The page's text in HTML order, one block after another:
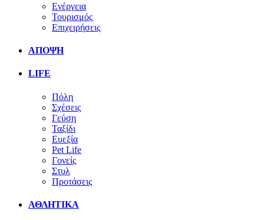
Ενέργεια
Τουρισμός
Επιχειρήσεις
ΑΠΟΨΗ
LIFE
Πόλη
Σχέσεις
Γεύση
Ταξίδι
Ευεξία
Pet Life
Γονείς
Στυλ
Προτάσεις
ΑΘΛΗΤΙΚΑ